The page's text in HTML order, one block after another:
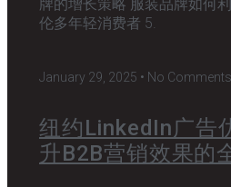
牌的增长策略 服装品牌如何
伦多年轻消费者 5.
January 29, 2025 No Comments
纽约LinkedIn广告
升B2B营销效果的